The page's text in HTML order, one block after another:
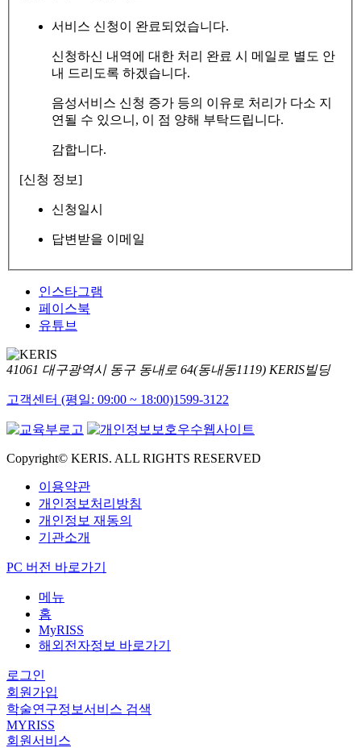
서비스 신청이 완료되었습니다.
신청하신 내역에 대한 처리 완료 시 메일로 별도 안
내 드리도록 하겠습니다.
음성서비스 신청 증가 등의 이유로 처리가 다소 지
연될 수 있으니, 이 점 양해 부탁드립니다.
감합니다.
[신청 정보]
신청일시
답변받을 이메일
인스타그램
페이스북
유튜브
41061 대구광역시 동구 동내로 64(동내동1119) KERIS빌딩
고객센터 (평일: 09:00 ~ 18:00)1599-3122
Copyright© KERIS. ALL RIGHTS RESERVED
이용약관
개인정보처리방침
개인정보 재동의
기관소개
PC 버전 바로가기
메뉴
홈
MyRISS
해외전자정보 바로가기
로그인
회원가입
학술연구정보서비스 검색
MYRISS
회원서비스